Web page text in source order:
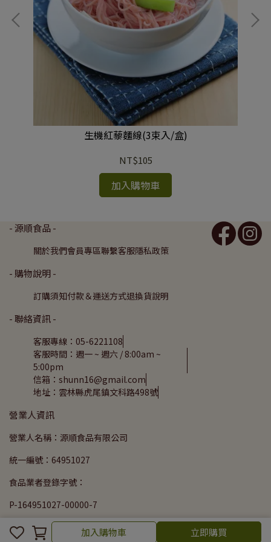
加入購物車 立即購買
生機紅藜麵線(3束入/盒)
NT$105
加入購物車
- 源順食品 -
關於我們會員專區聯繫客服隱私政策
- 購物說明 -
訂購須知付款＆運送方式退換貨說明
- 聯絡資訊 -
客服專線：05-6221108
客服時間：週一 ~ 週六 / 8:00am ~
5:00pm
信箱：shunn16@gmail.com
地址：雲林縣虎尾鎮文科路498號
營業人資訊
營業人名稱：源順食品有限公司
統一編號：64951027
食品業者登錄字號：
P-164951027-00000-7
Copyright ©
源順食品 All Rights Reserved.
Designed by